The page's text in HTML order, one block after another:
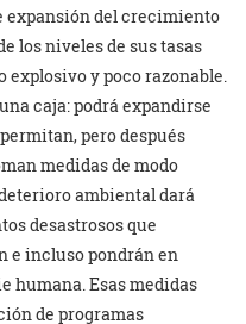
expansión del crecimiento
los niveles de sus tasas
y poco razonable.
caja: podrá expandirse
pero después
medidas de modo
ambiental dará
desastrosos que
incluso pondrán en
humana. Esas medidas
de programas